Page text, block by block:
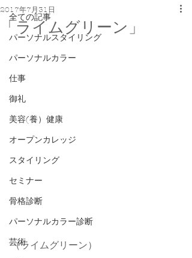
全ての記事
パーソナルスタイリング
パーソナルカラー
仕事
御礼
美容(養）健康
オープンカレッジ
スタイリング
セミナー
骨格診断
パーソナルカラー診断
芸術
「ライムグリーン」
2017年7月31日
（ライムグリーン）